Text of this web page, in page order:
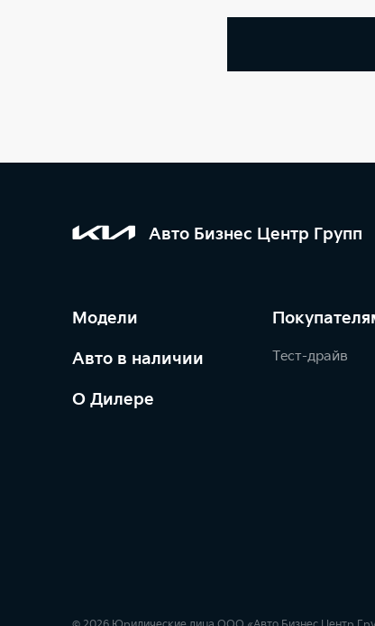
Авто Бизнес Центр Групп
Модели
Авто в наличии
О Дилере
Тест-драйв